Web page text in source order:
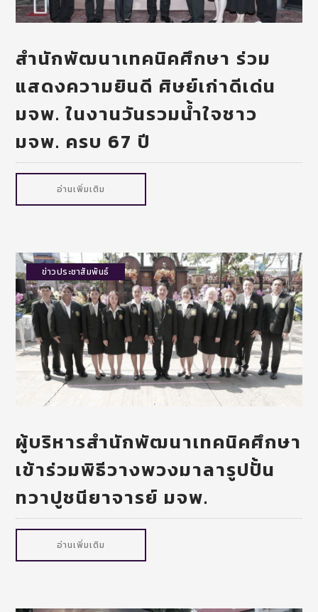
สำนักพัฒนาเทคนิคศึกษา ร่วม
แสดงความยินดี ศิษย์เก่าดีเด่น
มจพ. ในงานวันรวมน้ำใจชาว
มจพ. ครบ 67 ปี
อ่านเพิ่มเติม
ข่าวประชาสัมพันธ์
ผู้บริหารสำนักพัฒนาเทคนิคศึกษา
เข้าร่วมพิธีวางพวงมาลารูปปั้น
ทวาปูชนียาจารย์ มจพ.
อ่านเพิ่มเติม